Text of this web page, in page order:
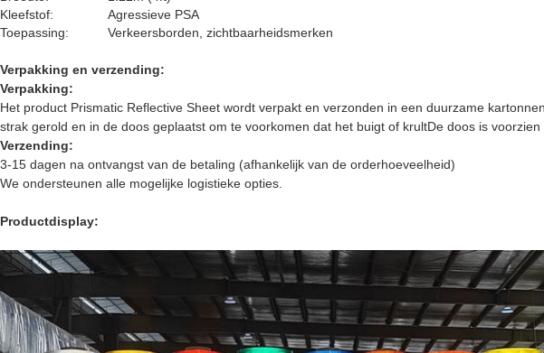
Kleefstof:
Agressieve PSA
Toepassing:
Verkeersborden, zichtbaarheidsmerken
Verpakking en verzending:
Verpakking:
Het product Prismatic Reflective Sheet wordt verpakt en verzonden in een duurzame
strak gerold en in de doos geplaatst om te voorkomen dat het buigt of krultDe doos is
Verzending:
3-15 dagen na ontvangst van de betaling (afhankelijk van de orderhoeveelheid)
We ondersteunen alle mogelijke logistieke opties.
Productdisplay: